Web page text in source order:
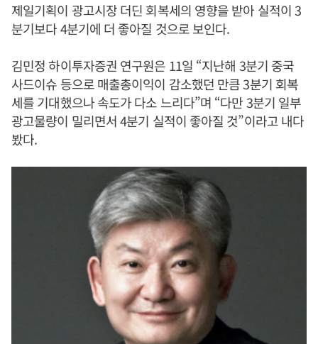
제일기획이 광고시장 더딘 회복세의 영향을 받아 실적이 3
분기보다 4분기에 더 좋아질 것으로 보인다.
김민정 하이투자증권 연구원은 11일 “지난해 3분기 중국
사드이슈 등으로 매출총이익이 감소했던 만큼 3분기 회복
세를 기대했으나 속도가 다소 느리다”며 “다만 3분기 일부
광고물량이 밀리면서 4분기 실적이 좋아질 것”이라고 내다
봤다.